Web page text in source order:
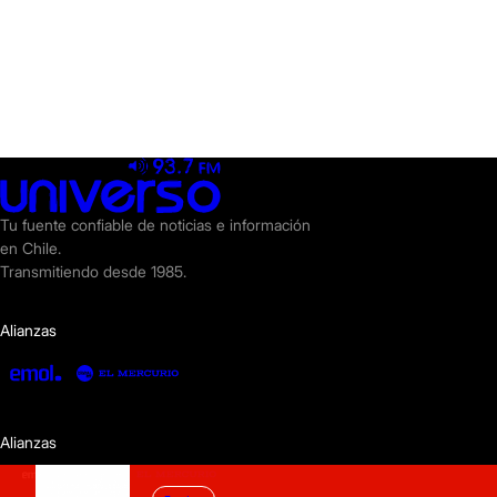
Tu fuente confiable de noticias e información
en Chile.
Transmitiendo desde 1985.
Alianzas
Alianzas